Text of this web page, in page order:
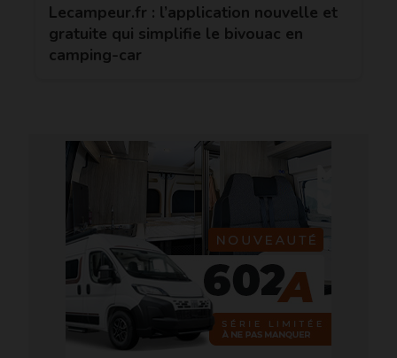
Lecampeur.fr : l’application nouvelle et
gratuite qui simplifie le bivouac en
camping-car